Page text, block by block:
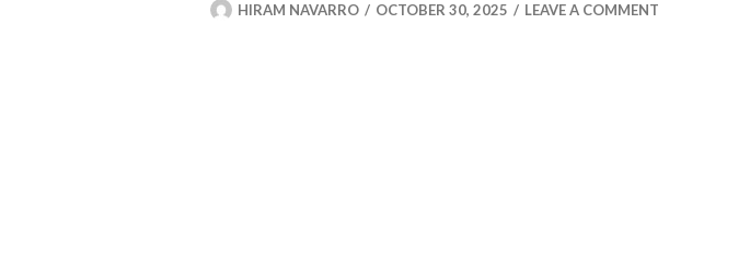
HIRAM NAVARRO OCTOBER 30, 2025 LEAVE A COMMENT